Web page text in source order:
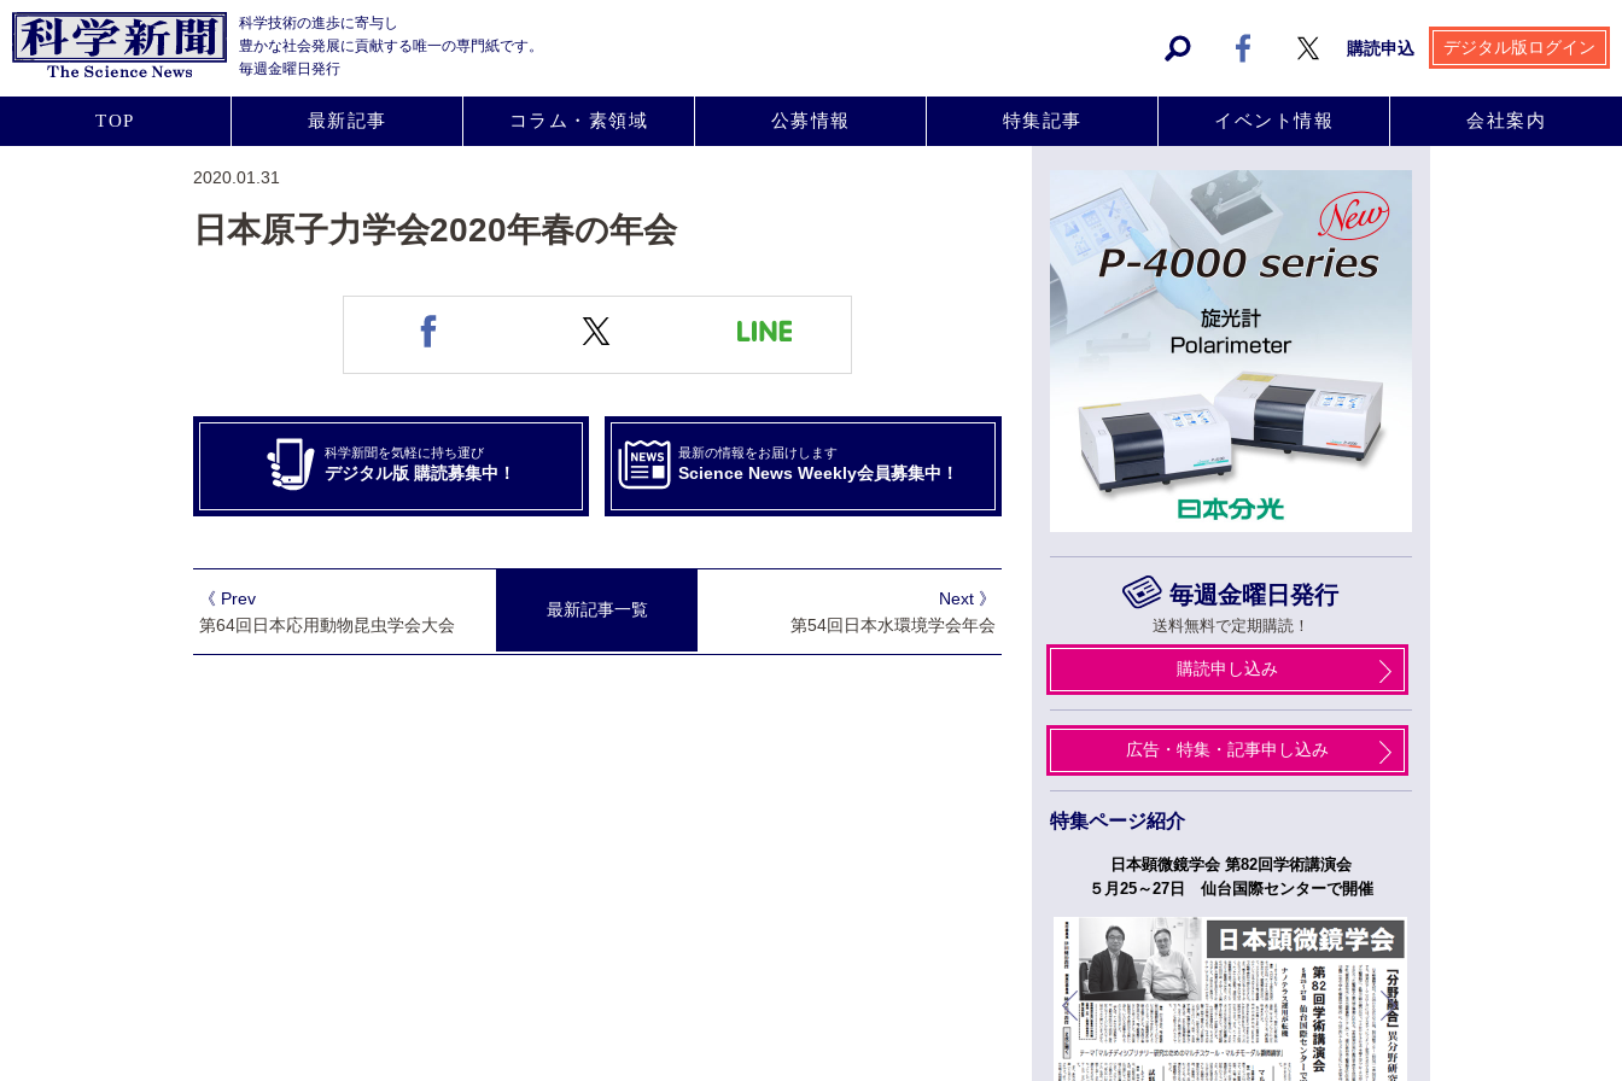
科学技術の進歩に寄与し
豊かな社会発展に貢献する唯一の専門紙です。
毎週金曜日発行
購読申込 デジタル版ログイン
TOP 最新記事 コラム・素領域 公募情報 特集記事 イベント情報 会社案内
2020.01.31
日本原子力学会2020年春の年会
科学新聞を気軽に持ち運び
デジタル版 購読募集中！
最新の情報をお届けします
Science News Weekly会員募集中！
最新記事一覧
Next 》
第54回日本水環境学会年会
《 Prev
第64回日本応用動物昆虫学会大会
毎週金曜日発行
送料無料で定期購読！
購読申し込み
広告・特集・記事申し込み
特集ページ紹介
日本顕微鏡学会 第82回学術講演会
５月25～27日 仙台国際センターで開催